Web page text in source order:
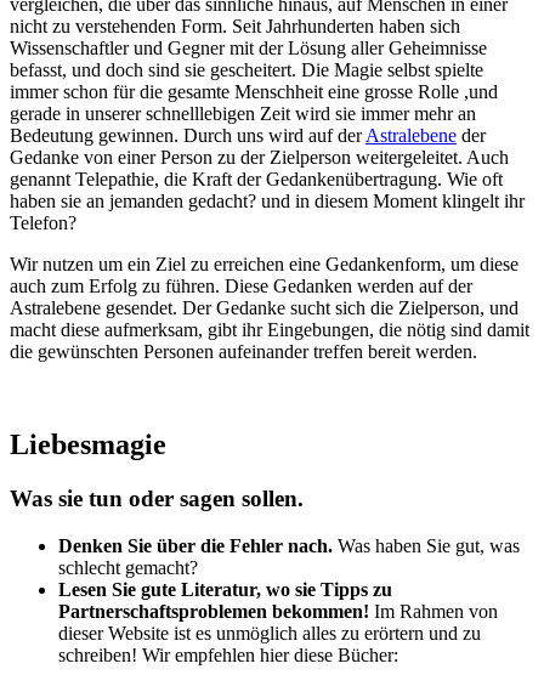
vergleichen, die über das sinnliche hinaus, auf Menschen in einer
nicht zu verstehenden Form. Seit Jahrhunderten haben sich
Wissenschaftler und Gegner mit der Lösung aller Geheimnisse
befasst, und doch sind sie gescheitert. Die Magie selbst spielte
immer schon für die gesamte Menschheit eine grosse Rolle ,und
gerade in unserer schnelllebigen Zeit wird sie immer mehr an
Bedeutung gewinnen. Durch uns wird auf derAstralebene der
Gedanke von einer Person zu der Zielperson weitergeleitet. Auch
genannt Telepathie, die Kraft der Gedankenübertragung. Wie oft
haben sie an jemanden gedacht? und in diesem Moment klingelt ihr
Telefon?
Wir nutzen um ein Ziel zu erreichen eine Gedankenform, um diese
auch zum Erfolg zu führen. Diese Gedanken werden auf der
Astralebene gesendet. Der Gedanke sucht sich die Zielperson, und
macht diese aufmerksam, gibt ihr Eingebungen, die nötig sind damit
die gewünschten Personen aufeinander treffen bereit werden.
Liebesmagie
Was sie tun oder sagen sollen.
Denken Sie über die Fehler nach. Was haben Sie gut, was
schlecht gemacht?
Lesen Sie gute Literatur, wo sie Tipps zu
Partnerschaftsproblemen bekommen! Im Rahmen von
dieser Website ist es unmöglich alles zu erörtern und zu
schreiben! Wir empfehlen hier diese Bücher: